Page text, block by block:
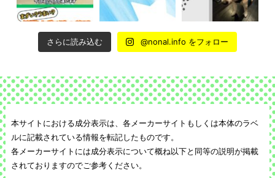
さらに読み込む @nonal.info をフォロー
本サイトにおける成分表示は、各メーカーサイトもしくは本体のラベ
ルに記載されている情報を転記したものです。
各メーカーサイトには成分表示について概ね以下と同等の説明が掲載
されておりますのでご参考ください。